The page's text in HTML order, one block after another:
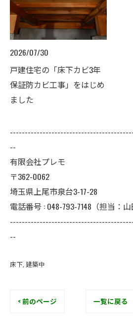
2026/07/30
戸建住宅の「床下カビ3年
保証防カビ工事」をはじめ
ました
--
有限会社プレモ
〒362-0062
埼玉県上尾市泉台3-17-28
電話番号 : 048-793-7148（担当：山
--
床下 建築中
< 前のページ 一覧に戻る